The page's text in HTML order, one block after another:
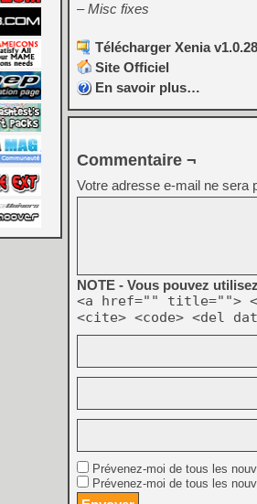
– Misc fixes
Télécharger Xenia
Site Officiel
En savoir plus…
Commentaire ¬
Votre adresse e-mail ne sera
NOTE - Vous pouvez
<a href="" title="">
<cite> <code> <del
Prévenez-moi de tous les
Prévenez-moi de tous les